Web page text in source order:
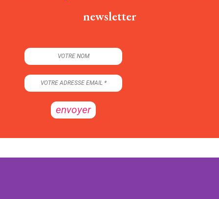
newsletter